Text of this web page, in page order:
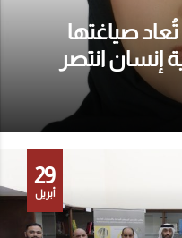
صياغتها
إنسان انتصر
29
أبريل